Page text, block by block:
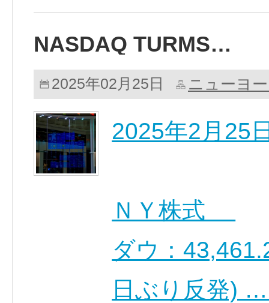
NASDAQ TURMS…
2025年02月25日 ニューヨ
2025年2月25
ＮＹ株式
ダウ：
日ぶり反発